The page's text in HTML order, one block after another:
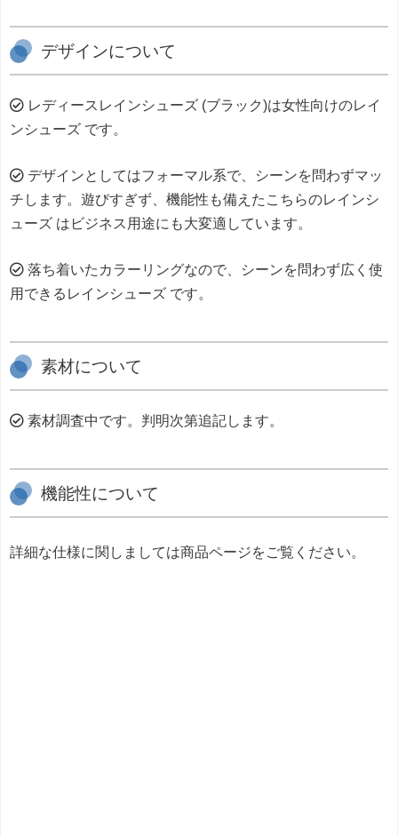
デザインについて
レディースレインシューズ (ブラック)は女性向けのレイ
ンシューズ です。
デザインとしてはフォーマル系で、シーンを問わずマッ
チします。遊びすぎず、機能性も備えたこちらのレインシ
ューズ はビジネス用途にも大変適しています。
落ち着いたカラーリングなので、シーンを問わず広く使
用できるレインシューズ です。
素材について
素材調査中です。判明次第追記します。
機能性について
詳細な仕様に関しましては商品ページをご覧ください。